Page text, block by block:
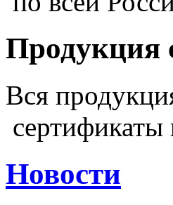
Продукция
Вся
сертификаты
Новости